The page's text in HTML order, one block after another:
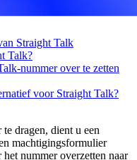
Straight Talk
Talk?
nummer over te zetten
voor Straight Talk?
dragen, dient u een
machtigingsformulier
nummer overzetten naar